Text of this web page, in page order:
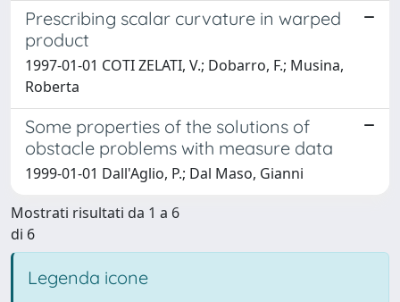
Prescribing scalar curvature in warped
product
1997-01-01 COTI ZELATI, V.; Dobarro, F.; Musina,
Roberta
Some properties of the solutions of
obstacle problems with measure data
1999-01-01 Dall'Aglio, P.; Dal Maso, Gianni
Mostrati risultati da 1 a 6
di 6
Legenda icone